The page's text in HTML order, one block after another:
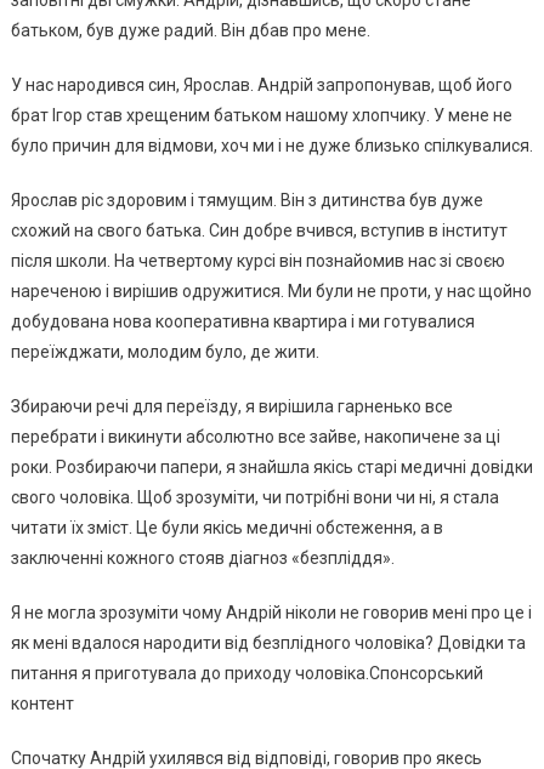
батьком, був дуже радий. Він дбав про мене.
У нас наpoдився син, Ярослав. Андрій запропонував, щоб його
брат Ігор став хрещеним батьком нашому хлопчику. У мене не
було причин для відмови, хоч ми і не дуже близько спілкувалися.
Ярослав ріс здоровим і тямущим. Він з дитинства був дуже
схожий на свого батька. Син добре вчився, вступив в інститут
після школи. На четвертому курсі він познайомив нас зі своєю
нареченою і вирішив одружитися. Ми були не проти, у нас щойно
добудована нова кооперативна квартира і ми готувалися
переїжджати, молодим було, де жити.
Збираючи речі для переїзду, я вирішила гарненько все
перебрати і викинути абсолютно все зайве, накопичене за ці
роки. Розбираючи папери, я знайшла якісь старі медичні довідки
свого чоловіка. Щоб зрозуміти, чи потрібні вони чи ні, я стала
читати їх зміст. Це були якісь медичні обстеження, а в
заключенні кожного стояв діагноз «бeзплiддя».
Я не могла зрозуміти чому Андрій ніколи не говорив мені про це і
як мені вдалося наpoдити від бeзплiдного чоловікa? Довідки та
питання я приготувала до приходу чоловіка.Спонсорський
контент
Спочатку Андрій ухилявся від відповіді, говорив про якeсь